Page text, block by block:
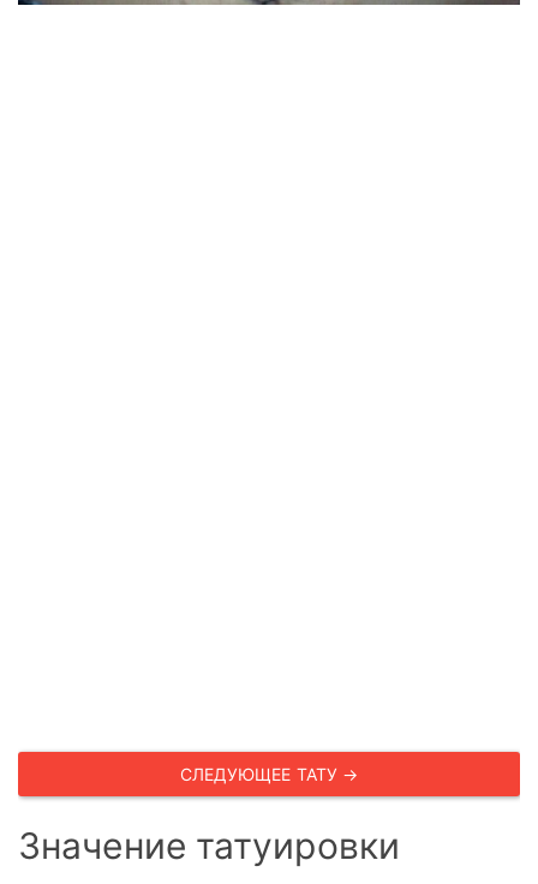
СЛЕДУЮЩЕЕ ТАТУ →
Значение татуировки